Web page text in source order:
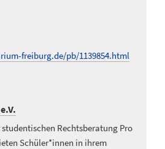
freiburg.de/pb/1139854.html
Rechtsberatung Pro
Schüler*innen in ihrem